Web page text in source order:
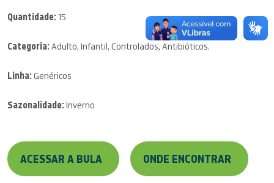
Quantidade: 15
Categoria:Adulto, Infantil, Controlados, Antibióticos.
Linha:Genéricos
Sazonalidade:Inverno
ACESSAR A BULA ONDE ENCONTRAR